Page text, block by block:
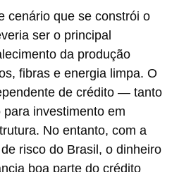
cenário que se constrói o
ser o principal
da produção
fibras e energia limpa. O
de crédito — tanto
investimento em
No entanto, com a
risco do Brasil, o dinheiro
boa parte do crédito